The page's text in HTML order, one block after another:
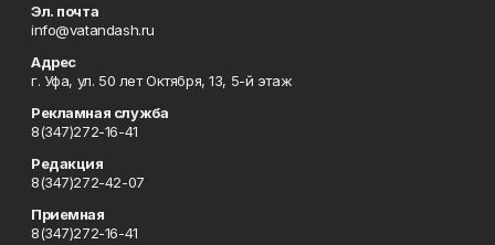
Эл. почта
info@vatandash.ru
Адрес
г. Уфа, ул. 50 лет Октября, 13, 5-й этаж
Рекламная служба
8(347)272-16-41
Редакция
8(347)272-42-07
Приемная
8(347)272-16-41